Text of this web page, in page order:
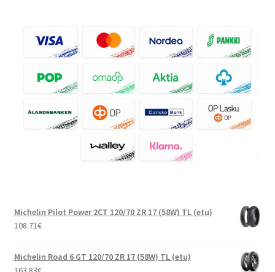
Michelin Pilot Power 2CT 120/70 ZR 17 (58W) TL (etu)
108.71€
Michelin Road 6 GT 120/70 ZR 17 (58W) TL (etu)